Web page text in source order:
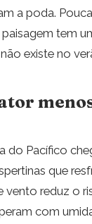
a poda.
tem
existe no
do Pacífico
que
vento reduz o
com